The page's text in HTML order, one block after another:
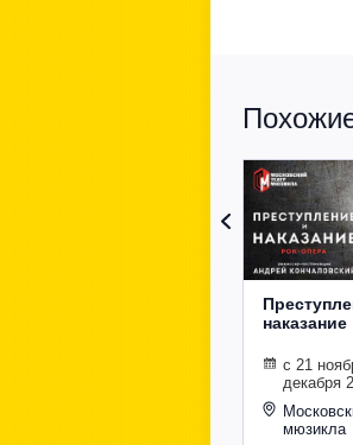
наказание
с 21
декабря
мюзикла